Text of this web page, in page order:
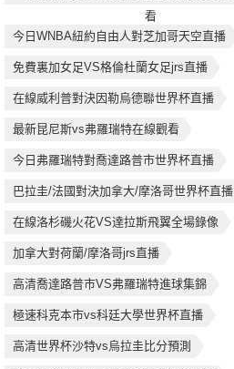
看
今日WNBA紐約自由人對芝加哥天空直播
免費裏加女足VS格倫杜蘭女足jrs直播
在線威利普對決因勒烏德聯世界杯直播
最新昆尼斯vs弗羅瑞特在線觀看
今日弗羅瑞特對喬達路普市世界杯直播
巴拉圭/法國對決加拿大/摩洛哥世界杯直播
在線洛杉磯火花VS達拉斯飛翼全場錄像
加拿大對荷蘭/摩洛哥jrs直播
高清喬達路普市VS弗羅瑞特進球集錦
極速科克本市vs科廷大學世界杯直播
高清世界杯沙特vs烏拉圭比分預測